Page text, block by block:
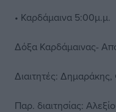
• Καρδάμαινα 5:00μ.μ.
Δόξα Καρδάμαινας-
Διαιτητές:
Παρ. διαιτησίας: